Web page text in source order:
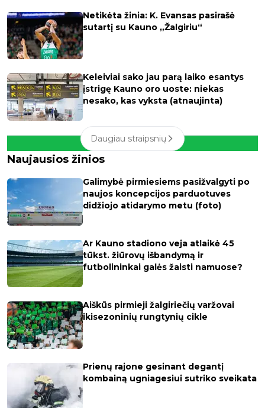
Netikėta žinia: K. Evansas pasirašė
sutartį su Kauno „Žalgiriu“
Keleiviai sako jau parą laiko esantys
įstrigę Kauno oro uoste: niekas
nesako, kas vyksta (atnaujinta)
Daugiau straipsnių
Naujausios žinios
Galimybė pirmiesiems pasižvalgyti po
naujos koncepcijos parduotuves
didžiojo atidarymo metu (foto)
Ar Kauno stadiono veja atlaikė 45
tūkst. žiūrovų išbandymą ir
futbolininkai galės žaisti namuose?
Aiškūs pirmieji žalgiriečių varžovai
ikisezoninių rungtynių cikle
Prienų rajone gesinant degantį
kombainą ugniagesiui sutriko sveikata